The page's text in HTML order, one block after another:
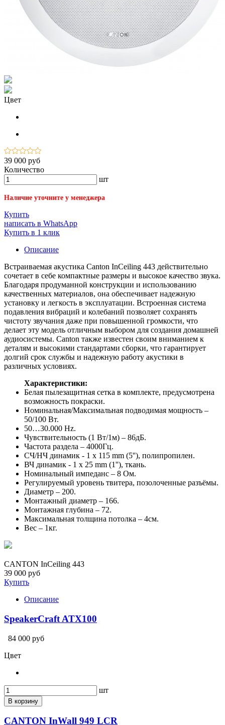
Цвет
39 000 руб
Количество
шт
Наличие уточните у менеджера
Купить
написать в WhatsApp
Купить в 1 клик
Описание
Встраиваемая акустика Canton InCeiling 443 действительно
сочетает в себе компактные размеры и высокое качество звука.
Благодаря продуманной конструкции и использованию
качественных материалов, она обеспечивает надежную
установку и легкость в эксплуатации. Встроенная система
подавления вибраций и колебаний позволяет сохранять
чистоту звучания даже при повышенной громкости, что
делает эту модель отличным выбором для создания домашней
аудиосистемы. Canton также известен своим вниманием к
деталям и высокими стандартами сборки, что гарантирует
долгий срок службы и надежную работу акустики в
различных условиях.
Характеристики:
Белая пылезащитная сетка в комплекте, предусмотрена
возможность покраски.
Номинальная/Максимальная подводимая мощность –
50/100 Вт.
50…30.000 Hz.
Чувствительность (1 Вт/1м) – 86дБ.
Частота раздела – 4000Гц.
СЧ/НЧ динамик - 1 x 115 mm (5''), полипропилен.
ВЧ динамик - 1 x 25 mm (1''), ткань.
Номинальный импеданс – 8 Ом.
Регулируемый уровень твитера, позолоченные разъёмы.
Диаметр – 200.
Монтажный диаметр – 166.
Монтажная глубина – 72.
Максимальная толщина потолка – 4см.
Вес – 1кг.
CANTON InCeiling 443
39 000 руб
Купить
Описание
SpeakerCraft ATX100
84 000 руб
Цвет
шт
В корзину
CANTON InWall 949 LCR